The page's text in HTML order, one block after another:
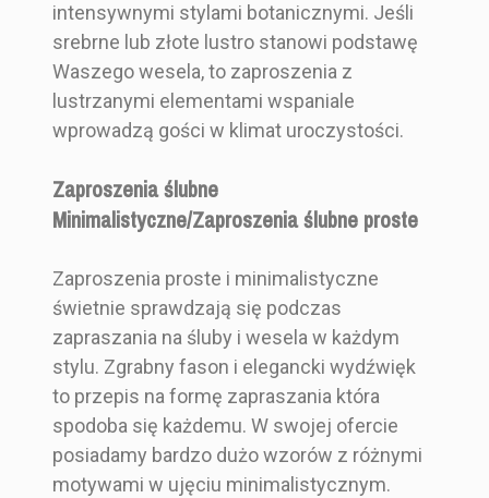
intensywnymi stylami botanicznymi. Jeśli
srebrne lub złote lustro stanowi podstawę
Waszego wesela, to zaproszenia z
lustrzanymi elementami wspaniale
wprowadzą gości w klimat uroczystości.
Zaproszenia ślubne
Minimalistyczne/Zaproszenia ślubne proste
Zaproszenia proste i minimalistyczne
świetnie sprawdzają się podczas
zapraszania na śluby i wesela w każdym
stylu. Zgrabny fason i elegancki wydźwięk
to przepis na formę zapraszania która
spodoba się każdemu. W swojej ofercie
posiadamy bardzo dużo wzorów z różnymi
motywami w ujęciu minimalistycznym.